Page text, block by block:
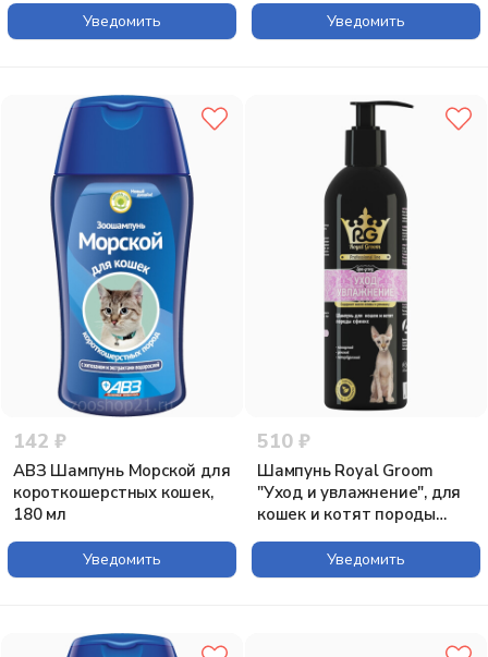
Уведомить Уведомить
142 ₽
АВЗ Шампунь Морской для
короткошерстных кошек,
180 мл
Уведомить
510 ₽
Шампунь Royal Groom
"Уход и увлажнение", для
кошек и котят породы
сфинкс, 200 мл
Уведомить